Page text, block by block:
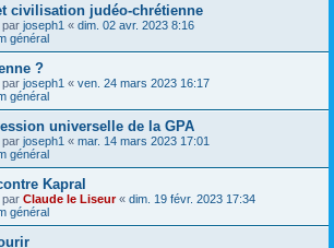
civilisation judéo-chrétienne
par joseph1 « dim. 02 avr. 2023 8:16
général
?
par joseph1 « ven. 24 mars 2023 16:17
général
universelle de la GPA
par joseph1 « mar. 14 mars 2023 17:01
général
Kapral
par Claude le Liseur« dim. 19 févr. 2023 17:34
général